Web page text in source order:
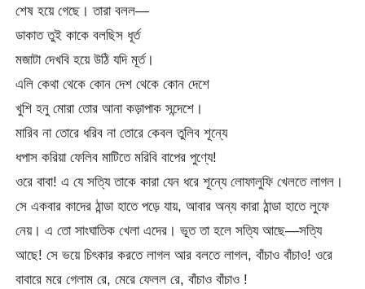
শেষ হয়ে গেছে। তারা বলল—
ডাকাত তুই কাকে বলছিস ধূর্ত
মজাটা দেখবি হয়ে উঠি যদি মূর্ত।
এলি কেথা থেকে কোন দেশ থেকে কোন দেশে
খুশি হনু মোরা তোর আনা কড়াপাক সন্দেশে।
মারিব না তোরে ধরিব না তোরে কেবল তুলিব শূন্যে
ধপাস করিয়া ফেলিব মাটিতে মরিবি বাপের পুণ্যে!
ওরে বাবা! এ যে সত্যি তাকে কারা যেন ধরে শূন্যে লোফালুফি খেলতে লাগল।
সে একবার কাদের ঠান্ডা হাতে পড়ে যায়, আবার অন্য কারা ঠান্ডা হাতে লুফে
নেয়। এ তো সাংঘাতিক খেলা এদের। ভূত তা হলে সত্যি আছে—সত্যি
আছে! সে ভয়ে চিৎকার করতে লাগল আর বলতে লাগল, বাঁচাও বাঁচাও! ওরে
বাবারে মরে গেলাম রে, মেরে ফেলল রে, বাঁচাও বাঁচাও !